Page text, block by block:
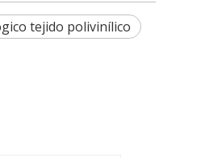
tejido polivinílico